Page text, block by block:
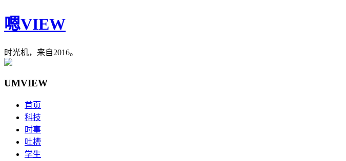
嗯VIEW
时光机，来自2016。
UMVIEW
首页
科技
时事
吐槽
学生